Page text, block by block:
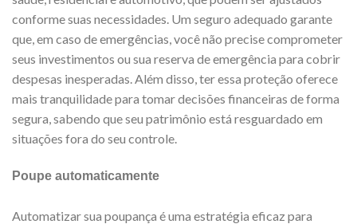
conforme suas necessidades. Um seguro adequado garante
que, em caso de emergências, você não precise comprometer
seus investimentos ou sua reserva de emergência para cobrir
despesas inesperadas. Além disso, ter essa proteção oferece
mais tranquilidade para tomar decisões financeiras de forma
segura, sabendo que seu patrimônio está resguardado em
situações fora do seu controle.
Poupe automaticamente
Automatizar sua poupança é uma estratégia eficaz para